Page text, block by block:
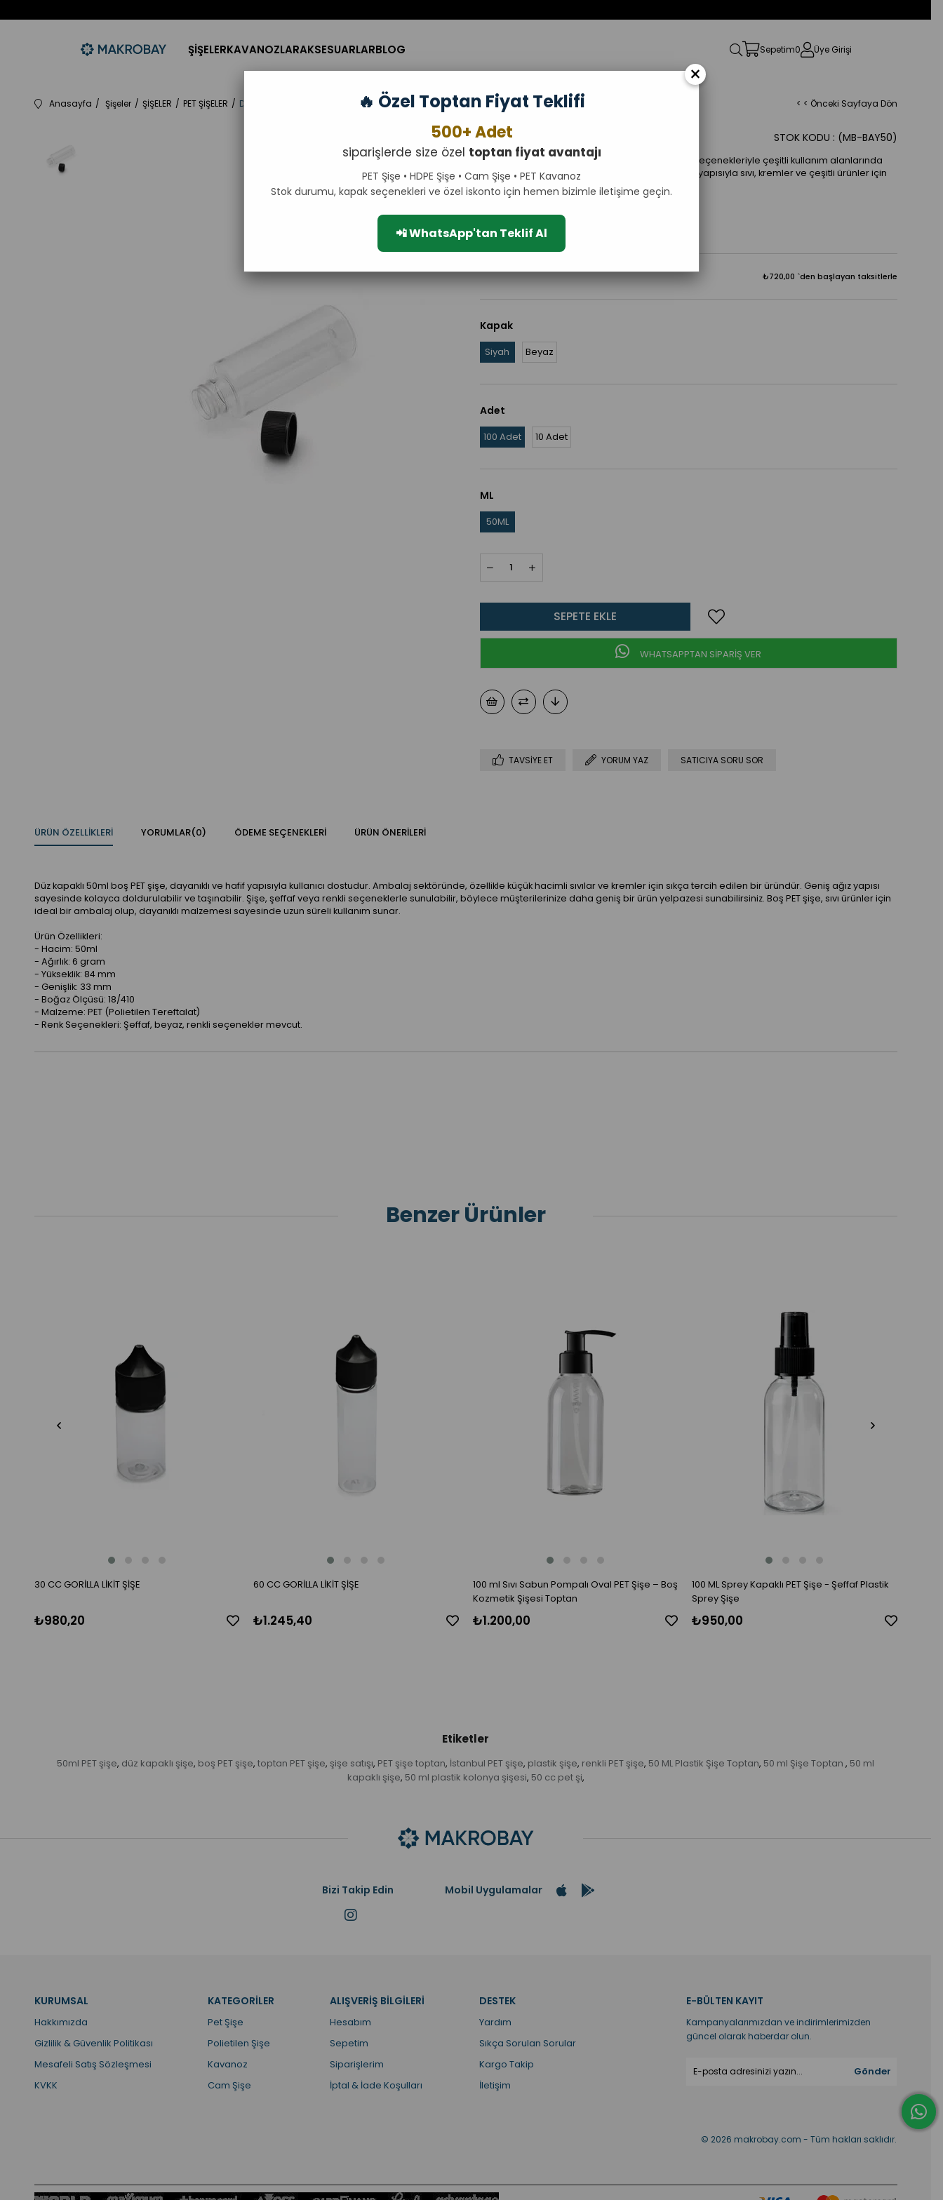
ŞİŞELERKAVANOZLARAKSESUARLARBLOG Sepetim0 Üye Girişi
Anasayfa Şişeler ŞİŞELER PET ŞİŞELER Düz Kapaklı 50ml Boş PET Şişe < < Önceki Sayfaya Dön
Düz Kapaklı 50ml Boş PET Şişe (MB-BAY50)
STOK KODU
Düz kapaklı 50ml boş PET şişe, şeffaf veya renkli seçenekleriyle çeşitli kullanım alanlarında
ideal çözüm sunar. Kullanım kolaylığı ve sağlam yapısıyla sıvı, kremler ve çeşitli ürünler için
mükemmel bir ambalaj seçeneği.
KDV Dahil ₺720,00
₺720,00 `den başlayan taksitlerle
Kapak
Siyah Beyaz
Adet
100 Adet 10 Adet
ML
50ML
WHATSAPPTAN SİPARİŞ VER
TAVSIYE ET YORUM YAZ SATICIYA SORU SOR
ÜRÜN ÖZELLIKLERI YORUMLAR(0) ÖDEME SEÇENEKLERI ÜRÜN ÖNERILERI
Düz kapaklı 50ml boş PET şişe, dayanıklı ve hafif yapısıyla kullanıcı dostudur. Ambalaj sektöründe, özellikle küçük hacimli sıvılar ve kremler için sıkça tercih edilen bir üründür. Geniş ağız yapısı
sayesinde kolayca doldurulabilir ve taşınabilir. Şişe, şeffaf veya renkli seçeneklerle sunulabilir, böylece müşterilerinize daha geniş bir ürün yelpazesi sunabilirsiniz. Boş PET şişe, sıvı ürünler için
ideal bir ambalaj olup, dayanıklı malzemesi sayesinde uzun süreli kullanım sunar.
Ürün Özellikleri:
- Hacim: 50ml
- Ağırlık: 6 gram
- Yükseklik: 84 mm
- Genişlik: 33 mm
- Boğaz Ölçüsü: 18/410
- Malzeme: PET (Polietilen Tereftalat)
- Renk Seçenekleri: Şeffaf, beyaz, renkli seçenekler mevcut.
Benzer Ürünler
30 CC GORİLLA LİKİT ŞİŞE
₺980,20
60 CC GORİLLA LİKİT ŞİŞE
₺1.245,40
100 ml Sıvı Sabun Pompalı Oval PET Şişe – Boş
Kozmetik Şişesi Toptan
₺1.200,00
100 ML Sprey Kapaklı PET Şişe - Şeffaf Plastik
Sprey Şişe
₺950,00
Etiketler
50ml PET şişe, düz kapaklı şişe, boş PET şişe, toptan PET şişe, şişe satışı, PET şişe toptan, İstanbul PET şişe, plastik şişe, renkli PET şişe, 50 ML Plastik Şişe Toptan, 50 ml Şişe Toptan , 50 ml
kapaklı şişe, 50 ml plastik kolonya şişesi, 50 cc pet şi,
Bizi Takip Edin Mobil Uygulamalar
KURUMSAL
Hakkımızda
Gizlilik & Güvenlik Politikası
Mesafeli Satış Sözleşmesi
KVKK
KATEGORİLER
Pet Şişe
Polietilen Şişe
Kavanoz
Cam Şişe
ALIŞVERİŞ BİLGİLERİ
Hesabım
Sepetim
Siparişlerim
İptal & İade Koşulları
DESTEK
Yardım
Sıkça Sorulan Sorular
Kargo Takip
İletişim
E-BÜLTEN KAYIT
Kampanyalarımızdan ve indirimlerimizden
güncel olarak haberdar olun.
Gönder
© 2026 makrobay.com - Tüm hakları saklıdır.
×
🔥 Özel Toptan Fiyat Teklifi
500+ Adet
siparişlerde size özel toptan fiyat avantajı
PET Şişe • HDPE Şişe • Cam Şişe • PET Kavanoz
Stok durumu, kapak seçenekleri ve özel iskonto için hemen bizimle iletişime geçin.
📲 WhatsApp'tan Teklif Al